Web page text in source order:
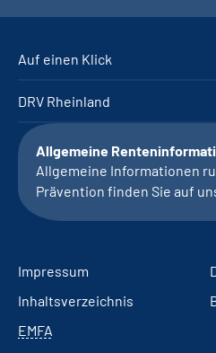
Auf einen Klick
DRV Rheinland
Allgemeine
Allgemeine Informationen
Prävention finden Sie auf
Impressum
Inhaltsverzeichnis
EMFA